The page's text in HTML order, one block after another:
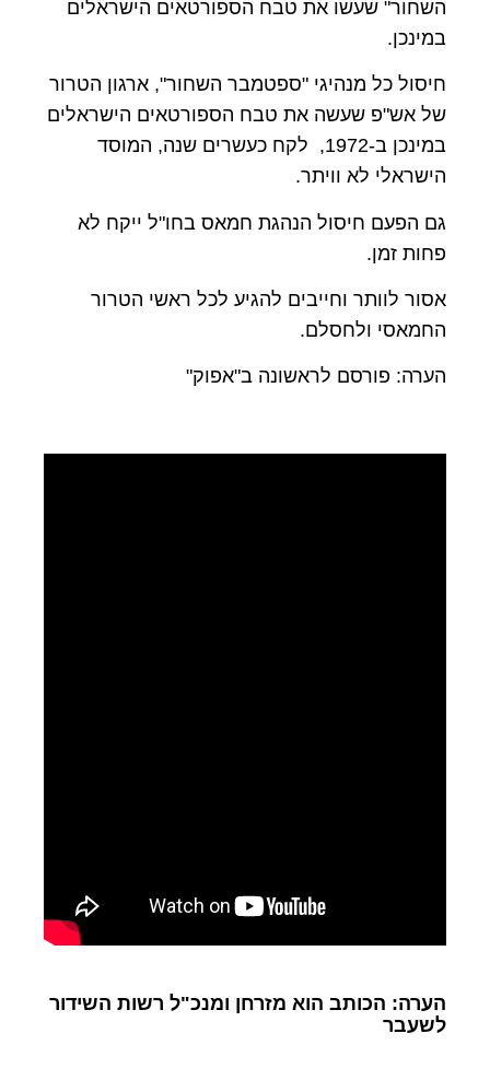
השחור" שעשו את טבח הספורטאים הישראלים
במינכן.
חיסול כל מנהיגי "ספטמבר השחור", ארגון הטרור
של אש"פ שעשה את טבח הספורטאים הישראלים
במינכן ב-1972, לקח כעשרים שנה, המוסד
הישראלי לא וויתר.
גם הפעם חיסול הנהגת חמאס בחו"ל ייקח לא
פחות זמן.
אסור לוותר וחייבים להגיע לכל ראשי הטרור
החמאסי ולחסלם.
הערה: פורסם לראשונה ב"אפוק"
הערה: הכותב הוא מזרחן ומנכ"ל רשות השידור
לשעבר